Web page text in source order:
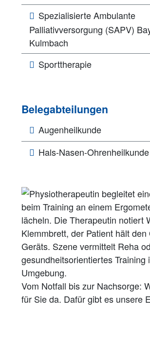
Spezialisierte Ambulante
Palliativversorgung (SAPV)
Kulmbach
Sporttherapie
Belegabteilungen
Augenheilkunde
Hals-Nasen-Ohrenheilkunde
Vom Notfall bis zur Nachsorge:
für Sie da. Dafür gibt es unsere